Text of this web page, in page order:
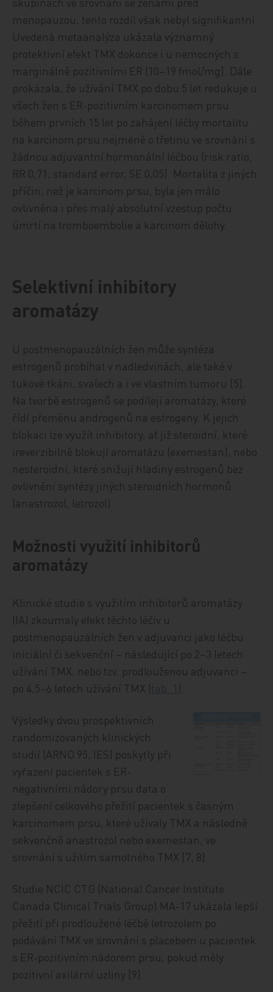
menopauzou, tento rozdíl však nebyl signifikantní.
Uvedená metaanalýza ukázala významný
protektivní efekt TMX dokonce i u nemocných s
marginálně pozitivními ER (10–19 fmol/mg). Dále
prokázala, že užívání TMX po dobu 5 let redukuje u
všech žen s ER-pozitivním karcinomem prsu
během prvních 15 let po zahájení léčby mortalitu
na karcinom prsu nejméně o třetinu ve srovnání s
žádnou adjuvantní hormonální léčbou (risk ratio,
RR 0,71; standard error, SE 0,05). Mortalita z jiných
příčin, než je karcinom prsu, byla jen málo
ovlivněna i přes malý absolutní vzestup počtu
úmrtí na tromboembolie a karcinom dělohy.
Selektivní inhibitory
aromatázy
U postmenopauzálních žen může syntéza
estrogenů probíhat v nadledvinách, ale také v
tukové tkáni, svalech a i ve vlastním tumoru [5].
Na tvorbě estrogenů se podílejí aromatázy, které
řídí přeměnu androgenů na estrogeny. K jejich
blokaci lze využít inhibitory, ať již steroidní, které
ireverzibilně blokují aromatázu (exemestan), nebo
nesteroidní, které snižují hladiny estrogenů bez
ovlivnění syntézy jiných steroidních hormonů
(anastrozol, letrozol).
Možnosti využití inhibitorů
aromatázy
Klinické studie s využitím inhibitorů aromatázy
(IA) zkoumaly efekt těchto léčiv u
postmenopauzálních žen v adjuvanci jako léčbu
iniciální či sekvenční – následující po 2–3 letech
užívání TMX, nebo tzv. prodlouženou adjuvanci –
po 4,5–6 letech užívání TMX (
).
Výsledky dvou prospektivních
randomizovaných klinických
studií (ARNO 95, IES) poskytly při
vyřazení pacientek s ER-
negativními nádory prsu data o
zlepšení celkového přežití pacientek s časným
karcinomem prsu, které užívaly TMX a následně
sekvenčně anastrozol nebo exemestan, ve
srovnání s užitím samotného TMX [7, 8].
Studie NCIC CTG (National Cancer Institute
Canada Clinical Trials Group) MA-17 ukázala lepší
přežití při prodloužené léčbě letrozolem po
podávání TMX ve srovnání s placebem u pacientek
s ER-pozitivním nádorem prsu, pokud měly
pozitivní axilární uzliny [9].